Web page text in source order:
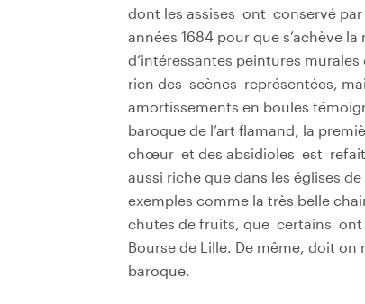
dont les assises ont conservé
années 1684 pour que s’achève
d’intéressantes peintures
rien des scènes représentées,
amortissements en boules
baroque de l’art flamand, la
chœur et des absidioles est refait
aussi riche que dans les églises
exemples comme la très belle
chutes de fruits, que certains ont
Bourse de Lille. De même, doit­
baroque.